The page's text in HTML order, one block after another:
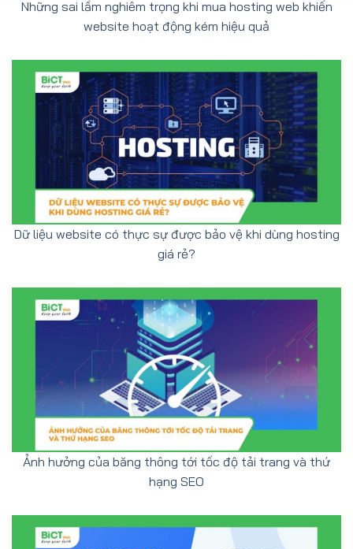
Những sai lầm nghiêm trọng khi mua hosting web khiến
website hoạt động kém hiệu quả
Dữ liệu website có thực sự được bảo vệ khi dùng hosting
giá rẻ?
Ảnh hưởng của băng thông tới tốc độ tải trang và thứ
hạng SEO